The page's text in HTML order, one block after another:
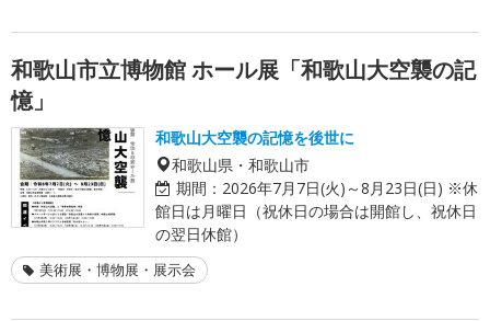
和歌山市立博物館 ホール展「和歌山大空襲の記
憶」
和歌山大空襲の記憶を後世に
和歌山県・和歌山市
期間： 2026年7月7日(火)～8月23日(日) ※休
館日は月曜日（祝休日の場合は開館し、祝休日
の翌日休館）
美術展・博物展・展示会